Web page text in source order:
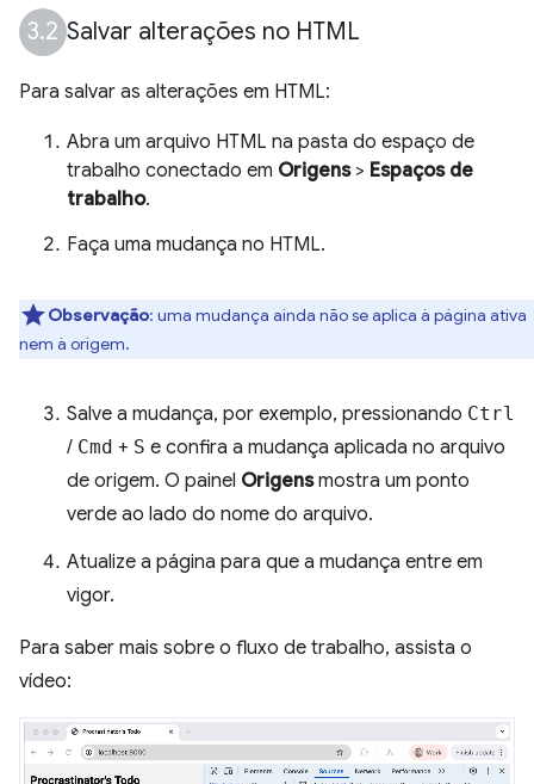
Salvar alterações no HTML
Para salvar as alterações em HTML:
Abra um arquivo HTML na pasta do espaço de
trabalho conectado em Origens> Espaços de
trabalho.
Faça uma mudança no HTML.
Observação: uma mudança ainda não se aplica à página ativa
nem à origem.
Salve a mudança, por exemplo, pressionando Ctrl
/ Cmd + S e confira a mudança aplicada no arquivo
de origem. O painel Origensmostra um ponto
verde ao lado do nome do arquivo.
Atualize a página para que a mudança entre em
vigor.
Para saber mais sobre o fluxo de trabalho, assista o
vídeo: